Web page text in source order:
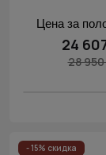
Цена за
24
28
- 15% скидка